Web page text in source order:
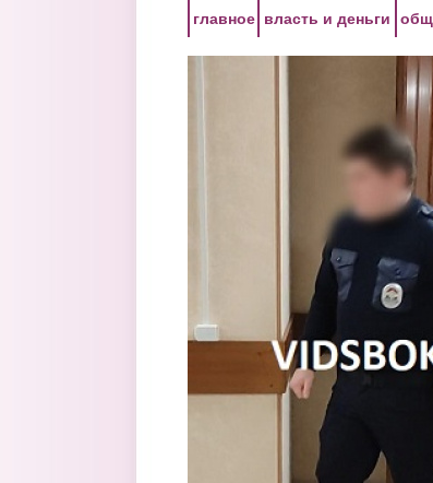
главное власть и деньги